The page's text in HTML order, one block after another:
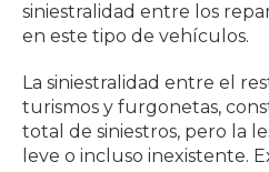
siniestralidad entre los
en este tipo de vehículos.
La siniestralidad entre el
turismos y furgonetas,
total de siniestros, pero la
leve o incluso inexistente.